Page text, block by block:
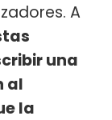
A
una
al
la